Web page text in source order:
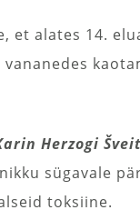
et alates 14.
Herzogi
sügavale
toksiine.